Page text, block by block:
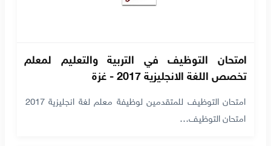
امتحان التوظيف في التربية والتعليم لمعلم
تخصص اللغة الانجليزية 2017 - غزة
امتحان التوظيف للمتقدمين لوظيفة معلم لغة انجليزية 2017
امتحان التوظيف…